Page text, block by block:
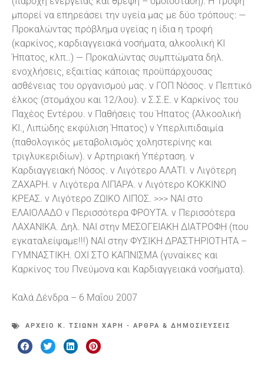
μπορεί να επηρεάσει την υγεία μας με δύο τρόπους: —
Προκαλώντας πρόβλημα υγείας η ίδια η τροφή
(καρκίνος, καρδιαγγειακά νοσήματα, αλκοολική ΚΙ
Ήπατος, κλπ..) — Προκαλώντας συμπτώματα δηλ.
ενοχλήσεις, εξαιτίας κάποιας προϋπάρχουσας
ασθένειας του οργανισμού μας. ν ΓΟΠ Νόσος. ν Πεπτικό
έλκος (στομάχου και 12/λου). ν Σ.Σ.Ε. ν Καρκίνος του
Παχέος Εντέρου. ν Παθήσεις του Ήπατος (Αλκοολική
ΚΙ., Λιπώδης εκφύλιση Ήπατος) ν Υπερλιπιδαιμία
(παθολογικός μεταβολισμός χοληστερίνης και
τριγλυκεριδίων). ν Αρτηριακή Υπέρταση. ν
Καρδιαγγειακή Νόσος. ν Λιγότερο ΑΛΑΤΙ. ν Λιγότερη
ΖΑΧΑΡΗ. ν Λιγότερα ΛΙΠΑΡΑ. ν Λιγότερο ΚΟΚΚΙΝΟ
ΚΡΕΑΣ. ν Λιγότερο ΖΩΙΚΟ ΛΙΠΟΣ. >>> ΝΑΙ στο
ΕΛΑΙΟΛΑΔΟ ν Περισσότερα ΦΡΟΥΤΑ. ν Περισσότερα
ΛΑΧΑΝΙΚΑ. Δηλ. ΝΑΙ στην ΜΕΣΟΓΕΙΑΚΗ ΔΙΑΤΡΟΦΗ (που
εγκαταλείψαμε!!!) ΝΑΙ στην ΦΥΣΙΚΗ ΔΡΑΣΤΗΡΙΟΤΗΤΑ –
ΓΥΜΝΑΣΤΙΚΗ. ΟΧΙ ΣΤΟ ΚΑΠΝΙΣΜΑ (γυναίκες και
Καρκίνος του Πνεύμονα και Καρδιαγγειακά νοσήματα).
Καλά Δένδρα – 6 Μαΐου 2007
ΑΡΧΕΊΟ Κ. ΤΣΙΏΝΗ ΧΆΡΗ - ΆΡΘΡΑ & ΔΗΜΟΣΙΕΎΣΕΙΣ